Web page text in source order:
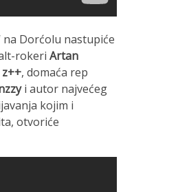
na Dorćolu nastupiće
rokeri Artan
z++, domaća rep
i autor najvećeg
kojim i
otvoriće